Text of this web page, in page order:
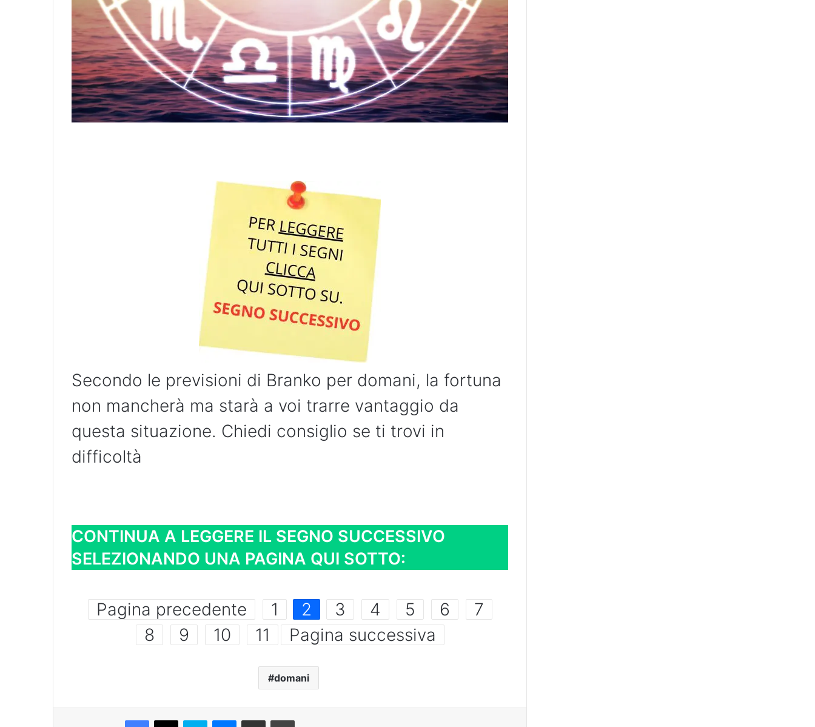
Secondo le previsioni di Branko per domani, la fortuna
non mancherà ma starà a voi trarre vantaggio da
questa situazione. Chiedi consiglio se ti trovi in
difficoltà
CONTINUA A LEGGERE IL SEGNO SUCCESSIVO
SELEZIONANDO UNA PAGINA QUI SOTTO:
Pagina precedente 1 2 3 4 5 6
7
8
9 10 11 Pagina successiva
domani